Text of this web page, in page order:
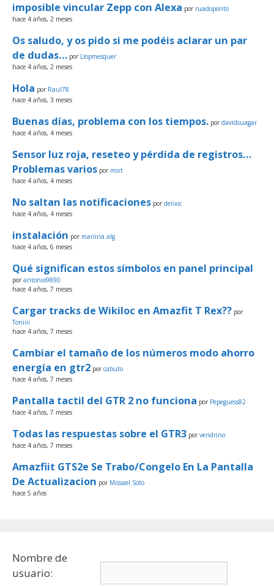
imposible vincular Zepp con Alexa por ruadoponto
hace 4 años, 2 meses
Os saludo, y os pido si me podéis aclarar un par
de dudas… por Llopmesquer
hace 4 años, 2 meses
Hola por Raul78
hace 4 años, 3 meses
Buenas días, problema con los tiempos. pordavidsuagar
hace 4 años, 4 meses
Sensor luz roja, reseteo y pérdida de registros…
Problemas varios por msrt
hace 4 años, 4 meses
No saltan las notificaciones pordelixic
hace 4 años, 4 meses
instalación por mariina.alg
hace 4 años, 6 meses
Qué significan estos símbolos en panel principal
porantonio9890
hace 4 años, 7 meses
Cargar tracks de Wikiloc en Amazfit T Rex?? por
Toniiii
hace 4 años, 7 meses
Cambiar el tamaño de los números modo ahorro
energía en gtr2 porcabuto
hace 4 años, 7 meses
Pantalla tactil del GTR 2 no funciona por Pepeguess82
hace 4 años, 7 meses
Todas las respuestas sobre el GTR3 porvendrino
hace 4 años, 7 meses
Amazfiit GTS2e Se Trabo/Congelo En La Pantalla
De Actualizacion por Missael Soto
hace 5 años
Nombre de
usuario: